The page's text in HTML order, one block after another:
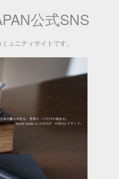
公式SNS
ュニティサイトです。